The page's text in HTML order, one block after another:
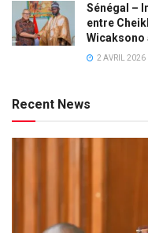
Sénégal –
entre
Wicaksono
2 AVRIL 2026
Recent News